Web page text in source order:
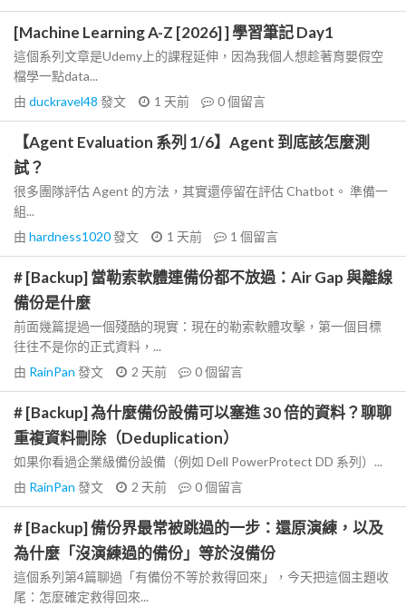
[Machine Learning A-Z [2026] ] 學習筆記 Day1
這個系列文章是Udemy上的課程延伸，因為我個人想趁著育嬰假空
檔學一點data...
由 duckravel48 發文 1 天前 0個留言
【Agent Evaluation 系列 1/6】Agent 到底該怎麼測
試？
很多團隊評估 Agent 的方法，其實還停留在評估 Chatbot。 準備一
組...
由 hardness1020發文 1 天前 1 個留言
# [Backup] 當勒索軟體連備份都不放過：Air Gap 與離線
備份是什麼
前面幾篇提過一個殘酷的現實：現在的勒索軟體攻擊，第一個目標
往往不是你的正式資料，...
由 RainPan 發文 2 天前 0個留言
# [Backup] 為什麼備份設備可以塞進 30 倍的資料？聊聊
重複資料刪除（Deduplication）
如果你看過企業級備份設備（例如 Dell PowerProtect DD 系列）...
由 RainPan 發文 2 天前 0個留言
# [Backup] 備份界最常被跳過的一步：還原演練，以及
為什麼「沒演練過的備份」等於沒備份
這個系列第4篇聊過「有備份不等於救得回來」，今天把這個主題收
尾：怎麼確定救得回來...